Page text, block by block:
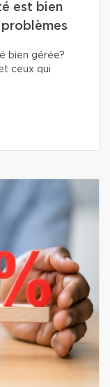
est bien
bien gérée?
ceux qui